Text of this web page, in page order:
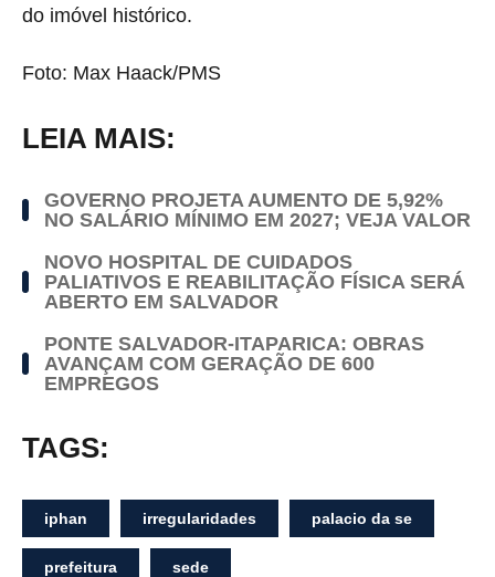
do imóvel histórico.
Foto: Max Haack/PMS
LEIA MAIS:
GOVERNO PROJETA AUMENTO DE 5,92%
NO SALÁRIO MÍNIMO EM 2027; VEJA VALOR
NOVO HOSPITAL DE CUIDADOS
PALIATIVOS E REABILITAÇÃO FÍSICA SERÁ
ABERTO EM SALVADOR
PONTE SALVADOR-ITAPARICA: OBRAS
AVANÇAM COM GERAÇÃO DE 600
EMPREGOS
TAGS:
iphan irregularidades palacio da se
prefeitura sede